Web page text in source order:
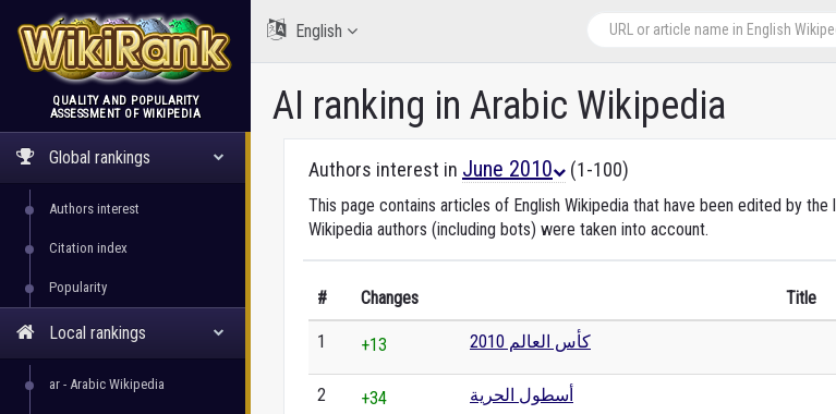
WikiRank
QUALITY AND POPULARITY
ASSESSMENT OF WIKIPEDIA
Global rankings
Authors interest
Citation index
Popularity
Local rankings
ar - Arabic Wikipedia
English
AI ranking in Arabic Wikipedia
Authors interest in June 2010 (1-100)
This page contains articles of English Wikipedia that have been edited by
Wikipedia authors (including bots) were taken into account.
# Changes Title
1 +13 كأس العالم 2010
2 +34 أسطول الحرية